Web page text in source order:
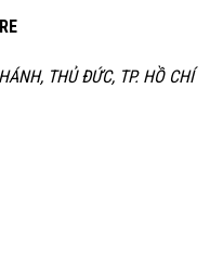
THỦ ĐỨC, TP. HỒ CHÍ